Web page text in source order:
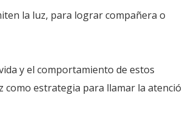
la luz, para lograr compañera o
y el comportamiento de estos
estrategia para llamar la